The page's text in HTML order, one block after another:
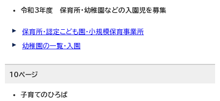
令和3年度 保育所・幼稚園などの入園児を募集
保育所・認定こども園・小規模保育事業所
幼稚園の一覧・入園
10ページ
子育てのひろば